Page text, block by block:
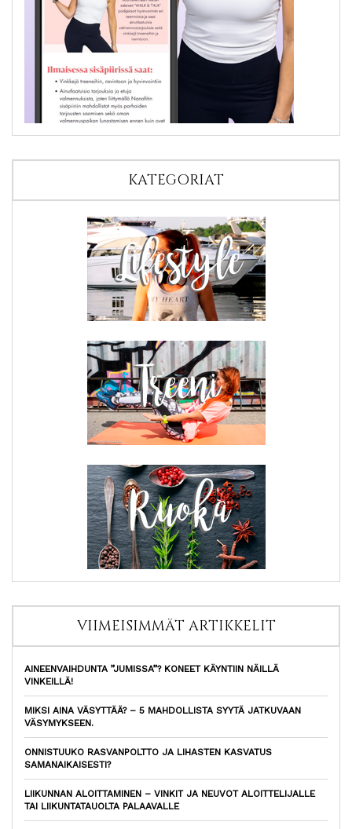
KATEGORIAT
VIIMEISIMMÄT ARTIKKELIT
AINEENVAIHDUNTA ”JUMISSA”? KONEET KÄYNTIIN NÄILLÄ
VINKEILLÄ!
MIKSI AINA VÄSYTTÄÄ? – 5 MAHDOLLISTA SYYTÄ JATKUVAAN
VÄSYMYKSEEN.
ONNISTUUKO RASVANPOLTTO JA LIHASTEN KASVATUS
SAMANAIKAISESTI?
LIIKUNNAN ALOITTAMINEN – VINKIT JA NEUVOT ALOITTELIJALLE
TAI LIIKUNTATAUOLTA PALAAVALLE